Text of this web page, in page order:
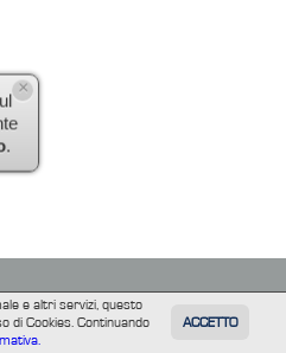
e altri servizi, questo
di Cookies. Continuando
ACCETTO